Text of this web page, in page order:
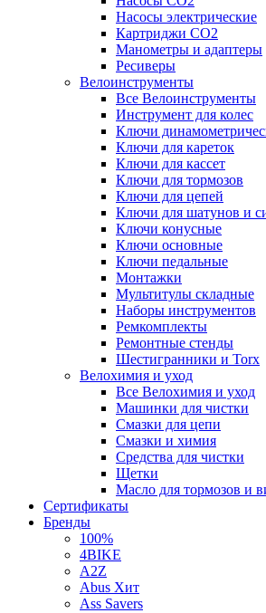
Насосы электрические
Картриджи CO2
Манометры и адаптеры
Ресиверы
Велоинструменты
Все Велоинструменты
Инструмент для колес
Ключи
Ключи для кареток
Ключи для кассет
Ключи для тормозов
Ключи для цепей
Ключи для шатунов и
Ключи конусные
Ключи основные
Ключи педальные
Монтажки
Мультитулы складные
Наборы инструментов
Ремкомплекты
Ремонтные стенды
Шестигранники и Torx
Велохимия и уход
Все Велохимия и уход
Машинки для чистки
Смазки для цепи
Смазки и химия
Средства для чистки
Щетки
Масло для тормозов и
Сертификаты
Бренды
100%
4BIKE
A2Z
Abus Хит
Ass Savers